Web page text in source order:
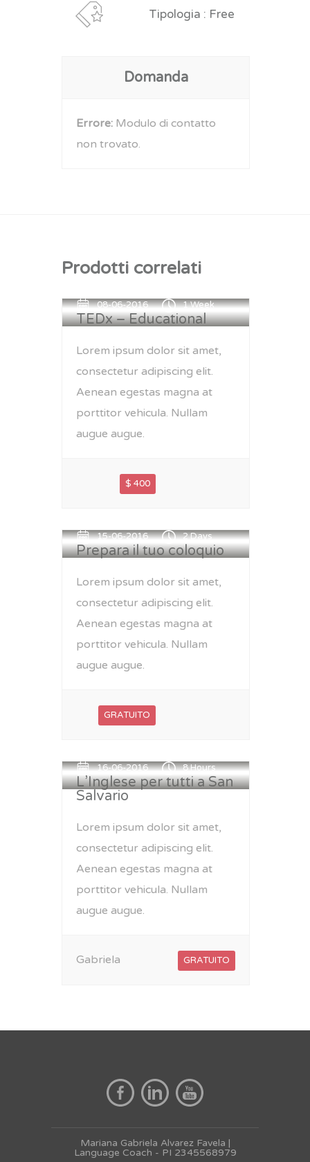
Tipologia : Free
Domanda
Errore: Modulo di contatto
non trovato.
Prodotti correlati
08-06-2016 1 Week
TEDx – Educational
Lorem ipsum dolor sit amet,
consectetur adipiscing elit.
Aenean egestas magna at
porttitor vehicula. Nullam
augue augue.
$ 400
15-06-2016 2 Days
Prepara il tuo coloquio
Lorem ipsum dolor sit amet,
consectetur adipiscing elit.
Aenean egestas magna at
porttitor vehicula. Nullam
augue augue.
GRATUITO
16-06-2016 8 Hours
L’Inglese per tutti a San
Salvario
Lorem ipsum dolor sit amet,
consectetur adipiscing elit.
Aenean egestas magna at
porttitor vehicula. Nullam
augue augue.
Gabriela GRATUITO
Mariana Gabriela Alvarez Favela |
Language Coach - PI 2345568979